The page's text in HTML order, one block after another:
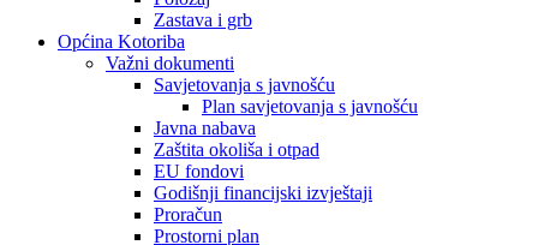
Zastava i grb
Općina Kotoriba
Važni dokumenti
Savjetovanja s javnošću
Plan savjetovanja s javnošću
Javna nabava
Zaštita okoliša i otpad
EU fondovi
Godišnji financijski izvještaji
Proračun
Prostorni plan